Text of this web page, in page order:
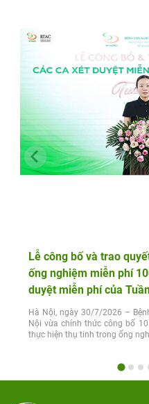
Lễ công bố và trao
ống nghiệm miễn phí
duyệt miễn phí của
Hà Nội, ngày 30/7/2026 –
Nội vừa chính thức công bố
thực hiện thụ tinh trong ống